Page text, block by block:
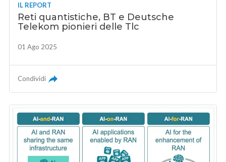
IL REPORT
Reti quantistiche, BT e Deutsche
Telekom pionieri delle Tlc
01 Ago 2025
Condividi